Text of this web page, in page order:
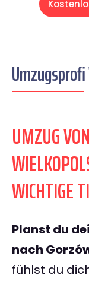
UMZUG
WICHTIGE
Planst du
nach
fühlst du